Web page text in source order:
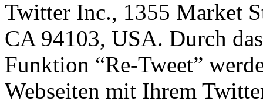
Twitter Inc., 1355 Market
CA 94103, USA. Durch
Funktion “Re-Tweet”
Webseiten mit Ihrem